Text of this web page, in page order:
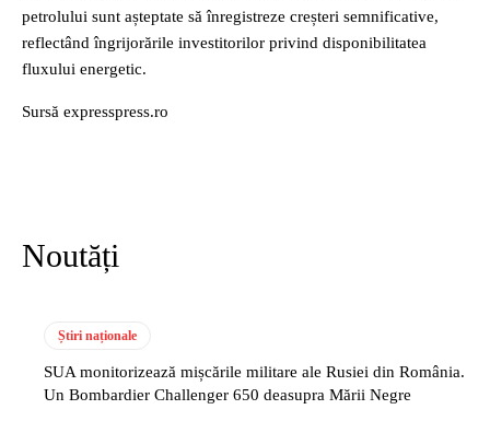
petrolului sunt așteptate să înregistreze creșteri semnificative,
reflectând îngrijorările investitorilor privind disponibilitatea
fluxului energetic.
Sursă expresspress.ro
Noutăți
Știri naționale
SUA monitorizează mișcările militare ale Rusiei din România.
Un Bombardier Challenger 650 deasupra Mării Negre